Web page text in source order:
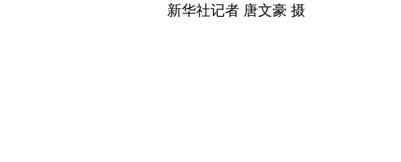
新华社记者 唐文豪 摄